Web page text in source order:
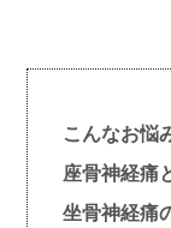
こんなお悩
座骨神経痛
坐骨神経痛